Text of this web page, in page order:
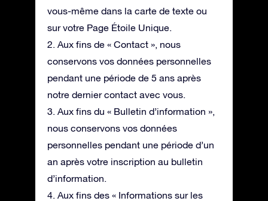
vous-même dans la carte de texte ou
sur votre Page Étoile Unique.
2. Aux fins de « Contact », nous
conservons vos données personnelles
pendant une période de 5 ans après
notre dernier contact avec vous.
3. Aux fins du « Bulletin d’information »,
nous conservons vos données
personnelles pendant une période d’un
an après votre inscription au bulletin
d’information.
4. Aux fins des « Informations sur les